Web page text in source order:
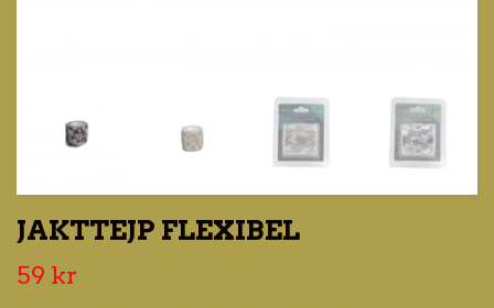
JAKTTEJP FLEXIBEL
59 kr